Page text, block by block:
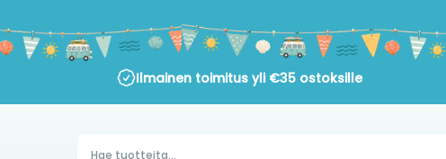
Ilmainen toimitus yli €35ostoksille
Products
search